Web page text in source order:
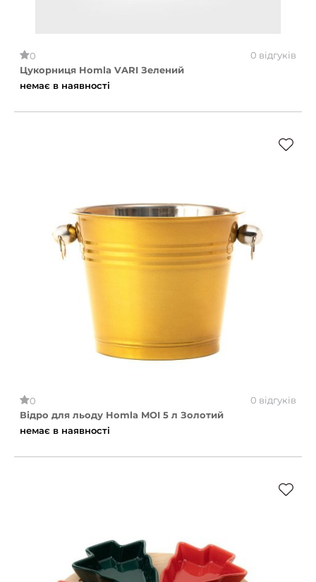
0
0 відгуків
Цукорниця Homla VARI Зелений
немає в наявності
0
0 відгуків
Відро для льоду Homla MOI 5 л Золотий
немає в наявності